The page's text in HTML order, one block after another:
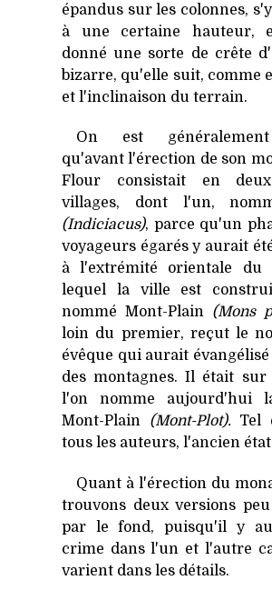
épandus sur les colonnes,
à une certaine hauteur,
donné une sorte de crête
bizarre, qu'elle suit, comme
et l'inclinaison du terrain.
On est
qu'avant l'érection de son
Flour consistait en deux
villages, dont l'un,
(Indiciacus), parce qu'un
voyageurs égarés y aurait
à l'extrémité orientale du
lequel la ville est
nommé Mont-Plain (Mons
loin du premier, reçut le
évêque qui aurait
des montagnes. Il était
l'on nomme aujourd'hui
Mont-Plain (Mont-Plot). Tel
tous les auteurs, l'ancien
Quant à l'érection du
trouvons deux versions
par le fond, puisqu'il y
crime dans l'un et l'autre
varient dans les détails.